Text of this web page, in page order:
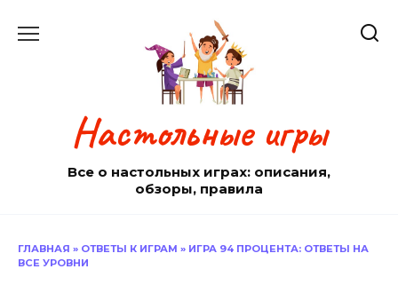
Настольные игры
Все о настольных играх: описания,
обзоры, правила
ГЛАВНАЯ » ОТВЕТЫ К ИГРАМ » ИГРА 94 ПРОЦЕНТА: ОТВЕТЫ НА
ВСЕ УРОВНИ